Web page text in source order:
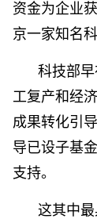
资金为企业
京一家知名
科技部
工复产和经
成果转化引
导已设子基
支持。
这其中